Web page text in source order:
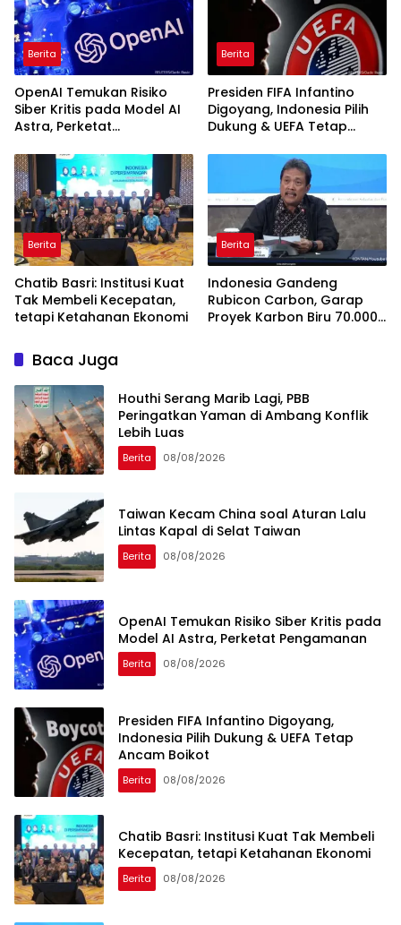
Berita
OpenAI Temukan Risiko
Siber Kritis pada Model AI
Astra, Perketat
Berita
Presiden FIFA Infantino
Digoyang, Indonesia Pilih
Dukung & UEFA Tetap
Berita
Chatib Basri: Institusi Kuat
Tak Membeli Kecepatan,
tetapi Ketahanan Ekonomi
Berita
Indonesia Gandeng
Rubicon Carbon, Garap
Proyek Karbon Biru 70.000
Baca Juga
Houthi Serang Marib Lagi, PBB
Peringatkan Yaman di Ambang Konflik
Lebih Luas
Berita 08/08/2026
Taiwan Kecam China soal Aturan Lalu
Lintas Kapal di Selat Taiwan
Berita 08/08/2026
OpenAI Temukan Risiko Siber Kritis pada
Model AI Astra, Perketat Pengamanan
Berita 08/08/2026
Presiden FIFA Infantino Digoyang,
Indonesia Pilih Dukung & UEFA Tetap
Ancam Boikot
Berita 08/08/2026
Chatib Basri: Institusi Kuat Tak Membeli
Kecepatan, tetapi Ketahanan Ekonomi
Berita 08/08/2026